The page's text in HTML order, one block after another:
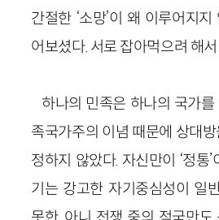
간절한 ‘소망’이 왜 이루어지
어보셨다. 서로 잡아먹으려 해
하나의 민족은 하나의 국가
족국가주의 이념 때문에 상대
정하지 않았다. 자신만이 ‘정통’
기는 강고한 자기중심성이 일